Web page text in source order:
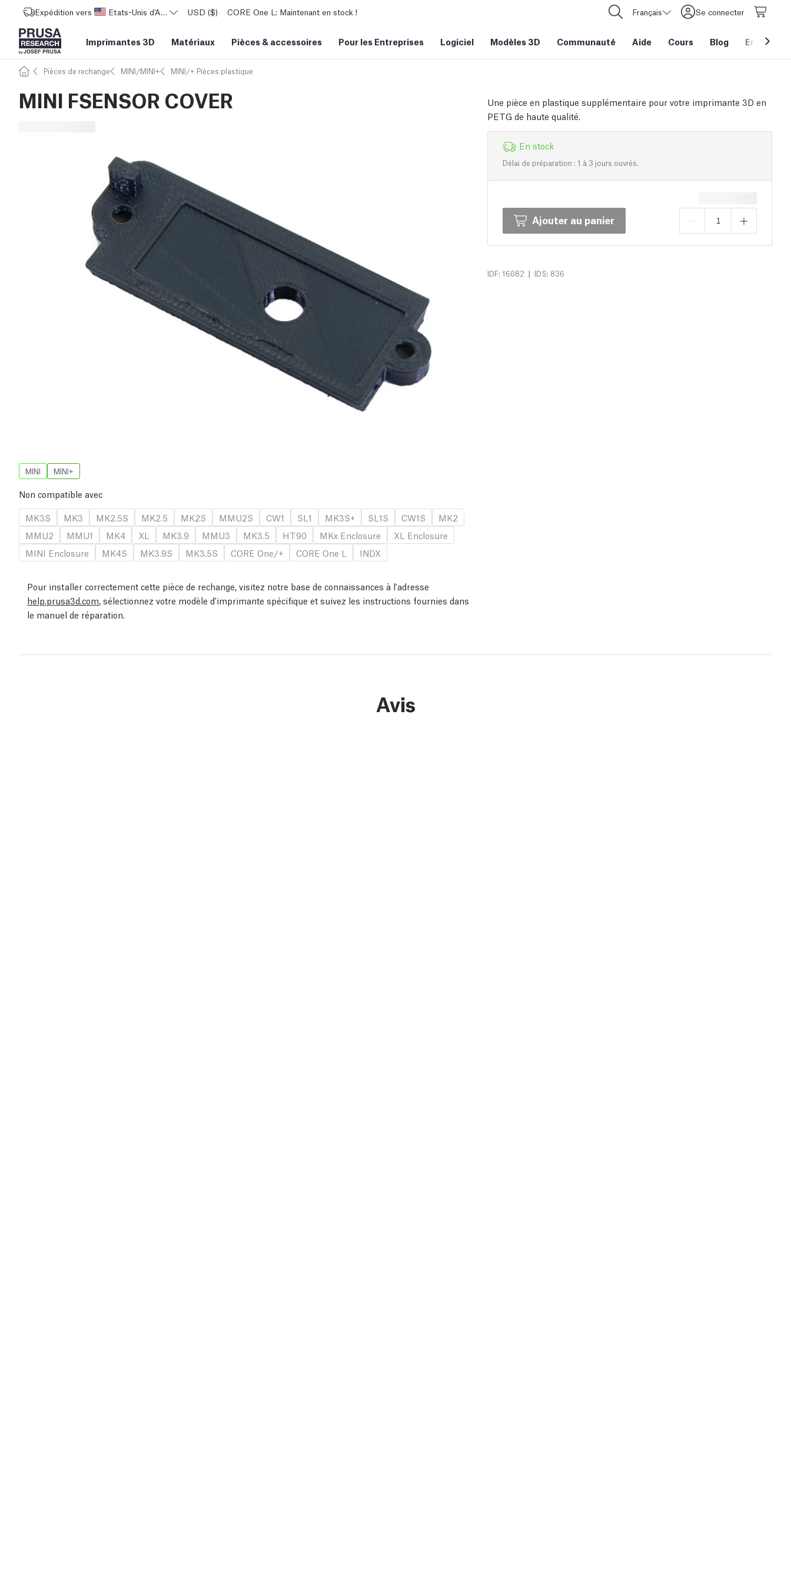
Expédition vers Etats-Unis d'AmériqueUSD ($) CORE One L: Maintenant en stock ! Français Se connecter
Imprimantes 3D Matériaux Pièces & accessoires Pour les Entreprises Logiciel Modèles 3D Communauté Aide Cours Blog Entreprise
Pièces de rechange MINI/MINI+ MINI/+ Pièces plastique
MINI FSENSOR COVER
Une pièce en plastique supplémentaire pour votre imprimante 3D en
PETG de haute qualité.
En stock
Délai de préparation : 1 à 3 jours ouvrés.
Ajouter au panier
IDF: 16082 | IDS: 836
MINI MINI+
Non compatible avec
MK3S
MK3 MK2.5S MK2.5 MK2S MMU2S CW1 SL1 MK3S+ SL1S CW1S
MK2
MMU2
MMU1 MK4 XL MK3.9 MMU3 MK3.5 HT90 MKx Enclosure
XL Enclosure
MINI Enclosure
MK4S MK3.9S MK3.5S CORE One/+ CORE One L INDX
Pour installer correctement cette pièce de rechange, visitez notre base de connaissances à l'adresse
help.prusa3d.com, sélectionnez votre modèle d'imprimante spécifique et suivez les instructions fournies dans
le manuel de réparation.
Avis